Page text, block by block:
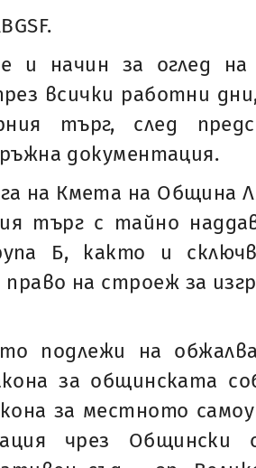
и начин за оглед
всички работни
търг, след
документация.
на Кмета на Община
търг с тайно
Б, както и
право на строеж за
подлежи на
за общинската
за местното
чрез Общински